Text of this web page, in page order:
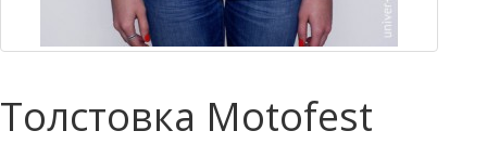
Толстовка Motofest